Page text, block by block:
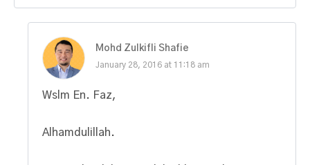
Mohd Zulkifli Shafie
January 28, 2016 at 11:18 am
Wslm En. Faz,
Alhamdulillah.